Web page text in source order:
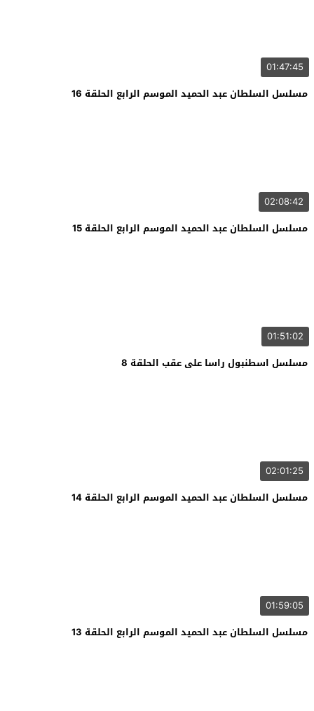
01:47:45
مسلسل السلطان عبد الحميد الموسم الرابع الحلقة 16
02:08:42
مسلسل السلطان عبد الحميد الموسم الرابع الحلقة 15
01:51:02
مسلسل اسطنبول راسا على عقب الحلقة 8
02:01:25
مسلسل السلطان عبد الحميد الموسم الرابع الحلقة 14
01:59:05
مسلسل السلطان عبد الحميد الموسم الرابع الحلقة 13